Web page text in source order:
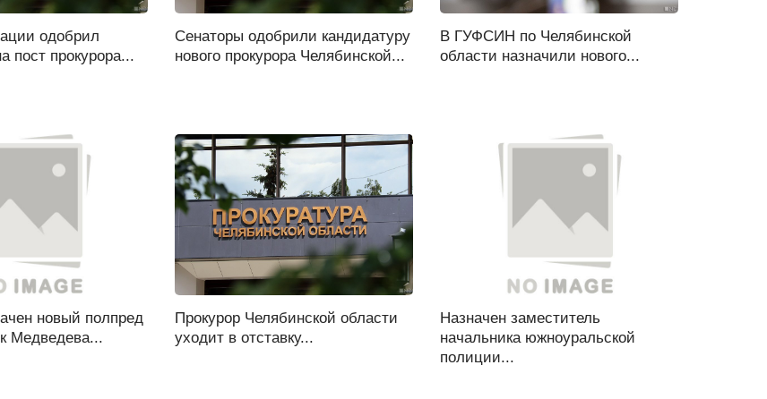
одобрил
пост прокурора...
Сенаторы одобрили кандидатуру
нового прокурора Челябинской...
В ГУФСИН по Челябинской
области назначили нового...
новый полпред
Медведева...
Прокурор Челябинской области
уходит в отставку...
Назначен заместитель
начальника южноуральской
полиции...